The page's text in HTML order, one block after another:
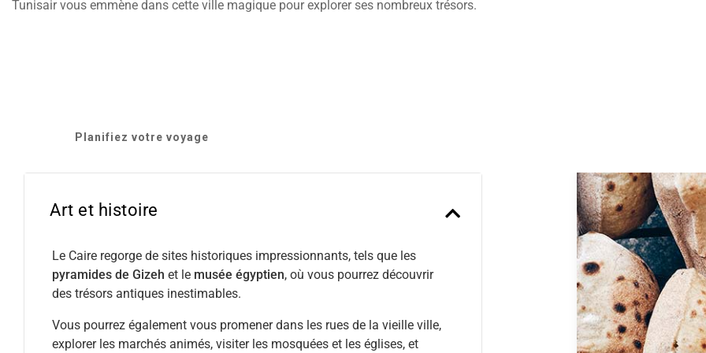
Tunisair vous emmène dans cette ville magique pour explorer ses nombreux trésors.
Planifiez votre voyage
Art et histoire
Le Caire regorge de sites historiques impressionnants, tels que les
pyramides de Gizeh et le musée égyptien, où vous pourrez découvrir
des trésors antiques inestimables.
Vous pourrez également vous promener dans les rues de la vieille ville,
explorer les marchés animés, visiter les mosquées et les églises, et
Previous